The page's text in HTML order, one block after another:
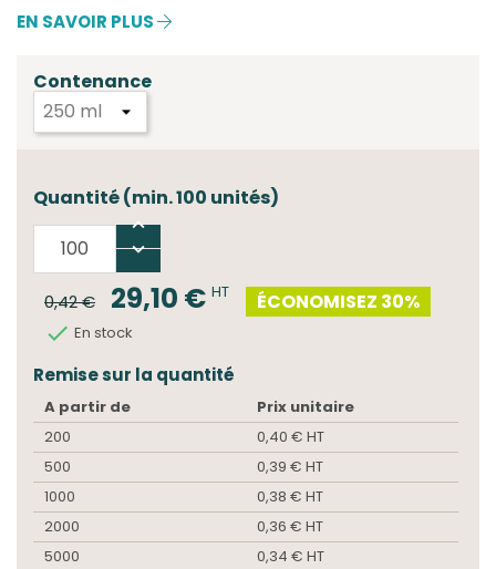
EN SAVOIR PLUS
Contenance
Quantité (min. 100 unités)
0,42 € 29,10 € HT ÉCONOMISEZ 30%
 En stock
Remise sur la quantité
A partir de
Prix unitaire
200
0,40 € HT
500
0,39 € HT
1000
0,38 € HT
2000
0,36 € HT
5000
0,34 € HT